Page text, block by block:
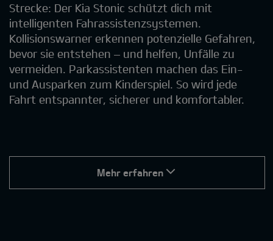
Strecke: Der Kia Stonic schützt dich mit
intelligenten Fahrassistenzsystemen.
Kollisionswarner erkennen potenzielle Gefahren,
bevor sie entstehen – und helfen, Unfälle zu
vermeiden. Parkassistenten machen das Ein-
und Ausparken zum Kinderspiel. So wird jede
Fahrt entspannter, sicherer und komfortabler.
Mehr erfahren